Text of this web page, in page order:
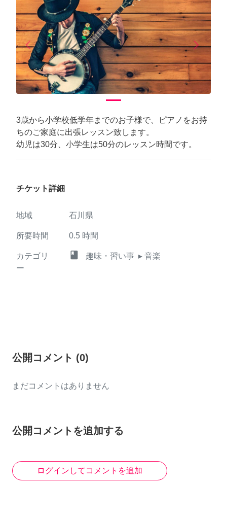
arrow_back_iosPrevious arrow_forward_iosNext
3歳から小学校低学年までのお子様で、ピアノをお持
ちのご家庭に出張レッスン致します。
幼児は30分、小学生は50分のレッスン時間です。
チケット詳細
地域 石川県
所要時間 0.5 時間
カテゴリ
ー
class 趣味・習い事 ▸ 音楽
公開コメント (0)
まだコメントはありません
公開コメントを追加する
ログインしてコメントを追加